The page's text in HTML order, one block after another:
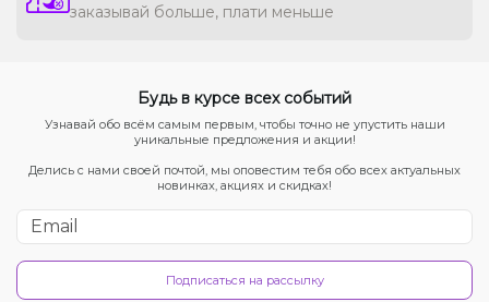
заказывай больше, плати меньше
Будь в курсе всех событий
Узнавай обо всём самым первым, чтобы точно не упустить наши
уникальные предложения и акции!
Делись с нами своей почтой, мы оповестим тебя обо всех актуальных
новинках, акциях и скидках!
Подписаться на рассылку